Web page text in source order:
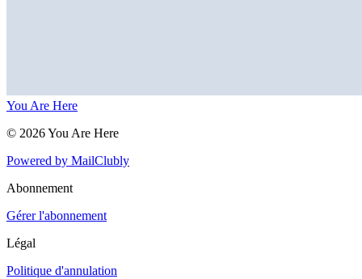
You Are Here
© 2026You Are Here
Powered by MailClubly
Abonnement
Gérer l'abonnement
Légal
Politique d'annulation